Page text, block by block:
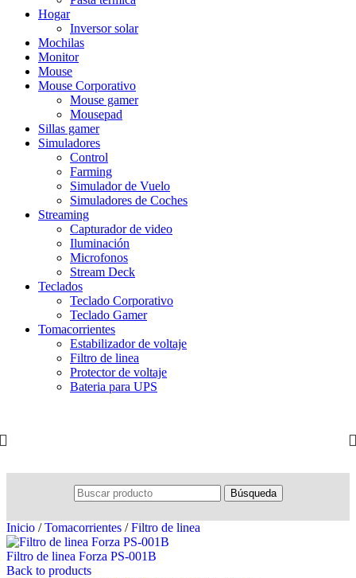
Hogar
Inversor solar
Mochilas
Monitor
Mouse
Mouse Corporativo
Mouse gamer
Mousepad
Sillas gamer
Simuladores
Control
Farming
Simulador de Vuelo
Simuladores de Coches
Streaming
Capturador de video
Iluminación
Microfonos
Stream Deck
Teclados
Teclado Corporativo
Teclado Gamer
Tomacorrientes
Estabilizador de voltaje
Filtro de linea
Protector de voltaje
Bateria para UPS
Búsqueda
Inicio / Tomacorrientes / Filtro de linea
Filtro de linea Forza PS-001B
Back to products